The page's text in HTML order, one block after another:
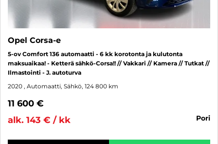
Opel Corsa-e
5-ov Comfort 136 automaatti - 6 kk korotonta ja kulutonta
maksuaikaa! - Ketterä sähkö-Corsa!! // Vakkari // Kamera // Tutkat //
Ilmastointi - J. autoturva
2020 , Automaatti, Sähkö, 124 800 km
11 600 €
alk. 143 € / kk
pori